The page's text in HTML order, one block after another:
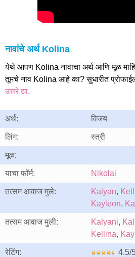
नावांचे अर्थ Kolina
येथे आपण Kolina नावाचा अर्थ आणि मूळ
तूमचे नाव Kolina आहे का? सुधारीत
उत्तरे द्या.
अर्थ: विजय
लिंग: स्त्री
मूळ:
याचा फॉर्म: Nikolai
तत्सम आवाज मुले: Kalyan,
Kayleon,
तत्सम आवाज मुली: Kalyani,
Kellina,
रेटिंग: 4.5/